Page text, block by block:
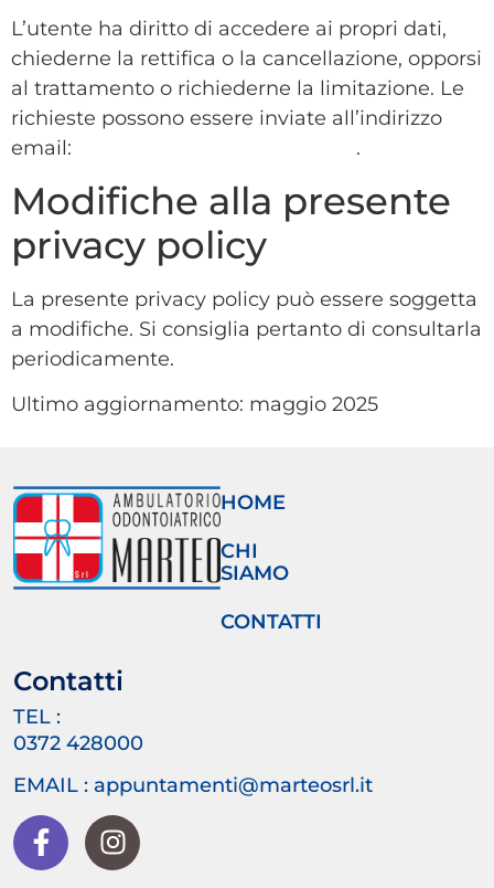
L’utente ha diritto di accedere ai propri dati,
chiederne la rettifica o la cancellazione, opporsi
al trattamento o richiederne la limitazione. Le
richieste possono essere inviate all’indirizzo
email:
.
Modifiche alla presente
privacy policy
La presente privacy policy può essere soggetta
a modifiche. Si consiglia pertanto di consultarla
periodicamente.
Ultimo aggiornamento: maggio 2025
HOME
CHI
SIAMO
CONTATTI
Contatti
TEL :
0372 428000
EMAIL : appuntamenti@marteosrl.it